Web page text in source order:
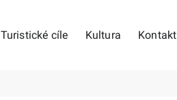
Turistické cíle Kultura Kontakt